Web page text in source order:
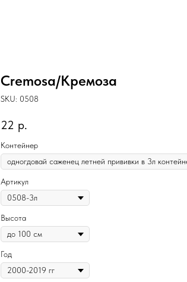
Cremosa/Кремоза
SKU: 0508
22 р.
Контейнер
Артикул
Высота
Год